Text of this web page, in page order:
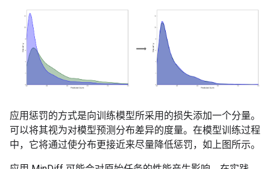
应用惩罚的方式是向训练模型所采用的损失添加一个分量。
可以将其视为对模型预测分布差异的度量。在模型训练过程
中，它将通过使分布更接近来尽量降低惩罚，如上图所示。